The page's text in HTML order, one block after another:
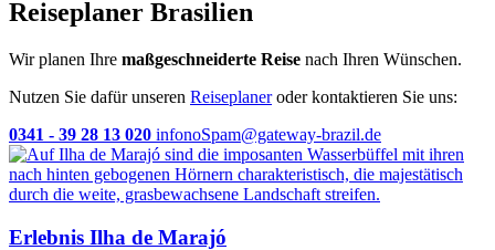
Reiseplaner Brasilien
Wir planen Ihre maßgeschneiderte Reise nach Ihren Wünschen.
Nutzen Sie dafür unseren Reiseplaneroder kontaktieren Sie uns:
0341 - 39 28 13 020 infonoSpam@gateway-brazil.de
Erlebnis Ilha de Marajó